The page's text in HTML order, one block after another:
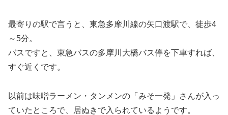
最寄りの駅で言うと、東急多摩川線の矢口渡駅で、徒歩4
～5分。
バスですと、東急バスの多摩川大橋バス停を下車すれば、
すぐ近くです。
以前は味噌ラーメン・タンメンの「みそ一発」さんが入っ
ていたところで、居ぬきで入られているようです。